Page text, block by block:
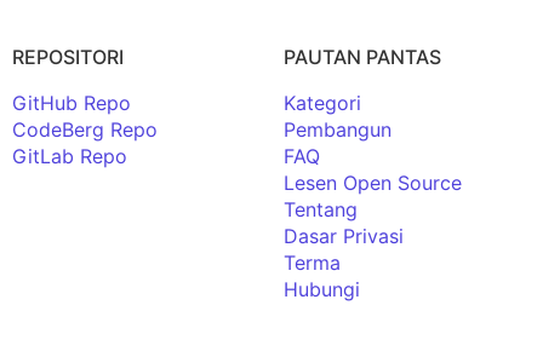
REPOSITORI
GitHub Repo
CodeBerg Repo
GitLab Repo
PAUTAN PANTAS
Kategori
Pembangun
FAQ
Lesen Open Source
Tentang
Dasar Privasi
Terma
Hubungi